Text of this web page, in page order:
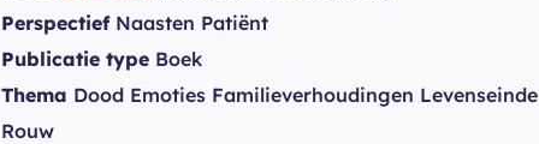
PerspectiefNaasten Patiënt
Publicatie type Boek
Thema Dood Emoties Familieverhoudingen Levenseinde
Rouw